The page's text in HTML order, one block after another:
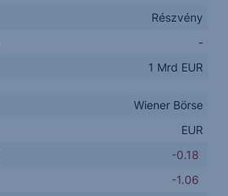
Részvény
-
1 Mrd EUR
Wiener Börse
EUR
-0.18
-1.06